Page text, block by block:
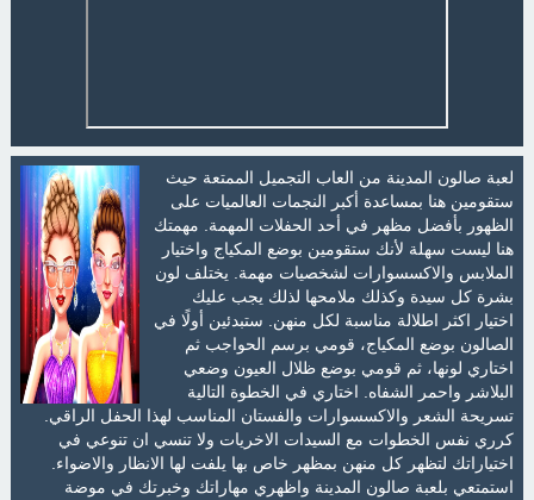
لعبة صالون المدينة من العاب التجميل الممتعة حيث
ستقومين هنا بمساعدة أكبر النجمات العالميات على
الظهور بأفضل مظهر في أحد الحفلات المهمة. مهمتك
هنا ليست سهلة لأنك ستقومين بوضع المكياج واختيار
الملابس والاكسسوارات لشخصيات مهمة. يختلف لون
بشرة كل سيدة وكذلك ملامحها لذلك يجب عليك
اختيار اكثر اطلالة مناسبة لكل منهن. ستبدئين أولًا في
الصالون بوضع المكياج، قومي برسم الحواجب ثم
اختاري لونها، ثم قومي بوضع ظلال العيون وضعي
البلاشر واحمر الشفاه. اختاري في الخطوة التالية
تسريحة الشعر والاكسسوارات والفستان المناسب لهذا الحفل الراقي.
كرري نفس الخطوات مع السيدات الاخريات ولا تنسي ان تنوعي في
اختياراتك لتظهر كل منهن بمظهر خاص بها يلفت لها الانظار والاضواء.
استمتعي بلعبة صالون المدينة واظهري مهاراتك وخبرتك في موضة